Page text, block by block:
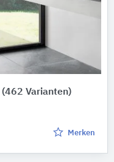
(462 Varianten)
Merken